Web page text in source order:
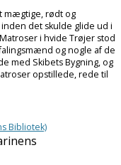
mægtige, rødt og
det skulde glide ud i
i hvide Trøjer stod
og nogle af de
med Skibets Bygning, og
opstillede, rede til